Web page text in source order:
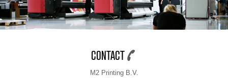
CONTACT
M2 Printing B.V.